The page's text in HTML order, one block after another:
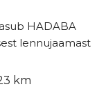
HADABA
lennujaamast
km